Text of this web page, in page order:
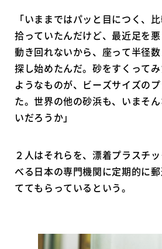
「いままではパッと目につく、
拾っていたんだけど、最近足を
動き回れないから、座って半径
探し始めたんだ。砂をすくって
ようなものが、ビーズサイズの
た。世界の他の砂浜も、いまそ
いだろうか」
２人はそれらを、漂着プラスチ
べる日本の専門機関に定期的に
ててもらっているという。